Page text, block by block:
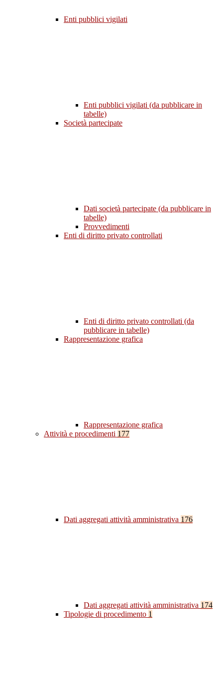
Enti pubblici vigilati
Enti pubblici vigilati (da pubblicare in
tabelle)
Società partecipate
Dati società partecipate (da pubblicare in
tabelle)
Provvedimenti
Enti di diritto privato controllati
Enti di diritto privato controllati (da
pubblicare in tabelle)
Rappresentazione grafica
Rappresentazione grafica
Attività e procedimenti 177
Dati aggregati attività amministrativa 176
Dati aggregati attività amministrativa 174
Tipologie di procedimento 1